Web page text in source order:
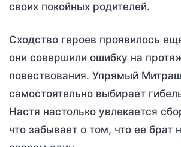
своих покойных родителей.
Сходство героев проявилось
они совершили ошибку на
повествования. Упрямый
самостоятельно выбирает
Настя настолько увлекается
что забывает о том, что ее брат